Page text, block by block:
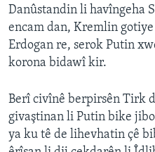
Danûstandin li havîngeha
encam dan, Kremlin
Erdogan re, serok Putin
korona bidawî kir.
Berî civînê berpirsên Tirk
givaştinan li Putin bike
ya ku tê de lihevhatin çê